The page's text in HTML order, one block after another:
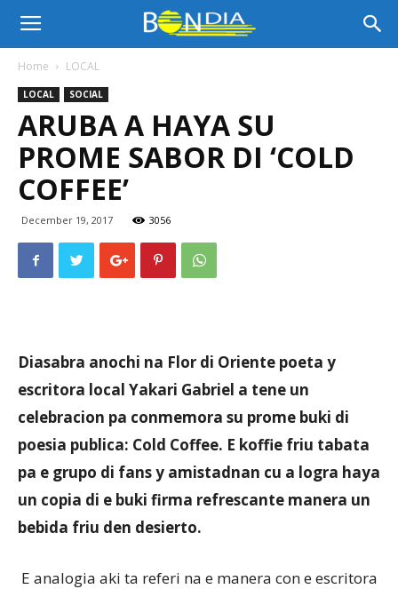
Bon
Dia
Aruba
Home LOCAL
LOCAL SOCIAL
ARUBA A HAYA SU
PROME SABOR DI ‘COLD
COFFEE’
December 19, 2017 3056
Diasabra anochi na Flor di Oriente poeta y
escritora local Yakari Gabriel a tene un
celebracion pa conmemora su prome buki di
poesia publica: Cold Coffee. E koffie friu tabata
pa e grupo di fans y amistadnan cu a logra haya
un copia di e buki firma refrescante manera un
bebida friu den desierto.
E analogia aki ta referi na e manera con e escritora